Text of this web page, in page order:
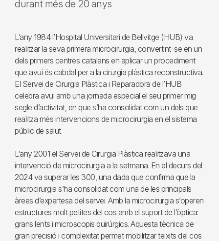
durant més de 20 anys
L’any 1984 l’Hospital Universitari de Bellvitge (HUB) va
realitzar la seva primera microcirurgia, convertint-se en un
dels primers centres catalans en aplicar un procediment
que avui és cabdal per a la cirurgia plàstica reconstructiva.
El Servei de Cirurgia Plàstica i Reparadora de l’HUB
celebra avui amb una jornada especial el seu primer mig
segle d’activitat, en que s’ha consolidat com un dels que
realitza més intervencions de microcirurgia en el sistema
públic de salut.
L’any 2001 el Servei de Cirurgia Plàstica realitzava una
intervenció de microcirurgia a la setmana. En el decurs del
2024 va superar les 300, una dada que confirma que la
microcirurgia s’ha consolidat com una de les principals
àrees d’expertesa del servei. Amb la microcirurgia s’operen
estructures molt petites del cos amb el suport de l’òptica:
grans lents i microscopis quirúrgics. Aquesta tècnica de
gran precisió i complexitat permet mobilitzar teixits del cos